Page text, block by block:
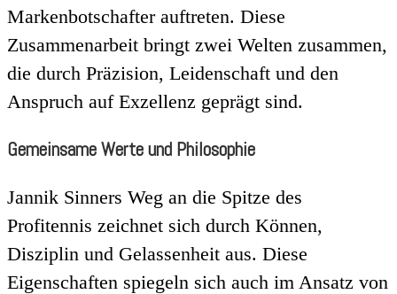
Markenbotschafter auftreten. Diese
Zusammenarbeit bringt zwei Welten zusammen,
die durch Präzision, Leidenschaft und den
Anspruch auf Exzellenz geprägt sind.
Gemeinsame Werte und Philosophie
Jannik Sinners Weg an die Spitze des
Profitennis zeichnet sich durch Können,
Disziplin und Gelassenheit aus. Diese
Eigenschaften spiegeln sich auch im Ansatz von